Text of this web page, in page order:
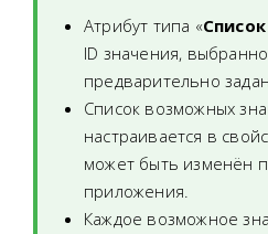
Атрибут типа «
ID значения,
предварительно
Список возможных
настраивается в
может быть изменён
приложения.
Каждое возможное